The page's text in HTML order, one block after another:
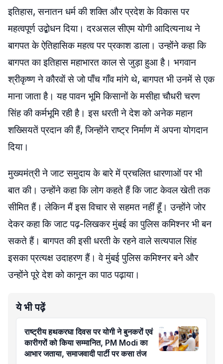
इतिहास, सनातन धर्म की शक्ति और प्रदेश के विकास पर
महत्वपूर्ण उद्बोधन दिया। दरअसल सीएम योगी आदित्यनाथ ने
बागपत के ऐतिहासिक महत्व पर प्रकाश डाला। उन्होंने कहा कि
बागपत का इतिहास महाभारत काल से जुड़ा हुआ है। भगवान
श्रीकृष्ण ने कौरवों से जो पाँच गाँव मांगे थे, बागपत भी उनमें से एक
माना जाता है। यह पावन भूमि किसानों के मसीहा चौधरी चरण
सिंह की कर्मभूमि रही है। इस धरती ने देश को अनेक महान
शख्सियतें प्रदान की हैं, जिन्होंने राष्ट्र निर्माण में अपना योगदान
दिया।
मुख्यमंत्री ने जाट समुदाय के बारे में प्रचलित धारणाओं पर भी
बात की। उन्होंने कहा कि लोग कहते हैं कि जाट केवल खेती तक
सीमित हैं। लेकिन मैं इस विचार से सहमत नहीं हूँ। उन्होंने जोर
देकर कहा कि जाट पढ़-लिखकर मुंबई का पुलिस कमिश्नर भी बन
सकते हैं। बागपत की इसी धरती के रहने वाले सत्यपाल सिंह
इसका प्रत्यक्ष उदाहरण हैं। वे मुंबई पुलिस कमिश्नर बने और
उन्होंने पूरे देश को कानून का पाठ पढ़ाया।
ये भी पढ़ें
राष्ट्रीय हथकरघा दिवस पर योगी ने बुनकरों एवं
कारीगरों को किया सम्मानित, PM Modi का
आभार जताया, समाजवादी पार्टी पर कसा तंज